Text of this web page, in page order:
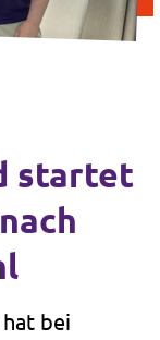
startet
bei